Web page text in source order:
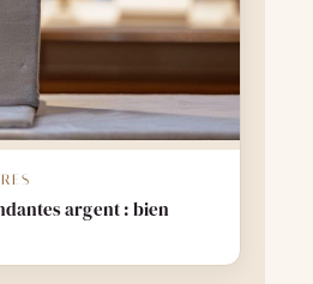
argent : bien